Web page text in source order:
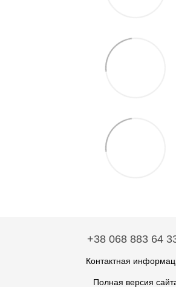
+38 068 883 64
Контактная
Полная версия